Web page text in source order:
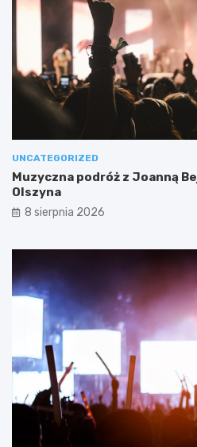
UNCATEGORIZED
Muzyczna podróż z Joanną
Olszyna
8 sierpnia 2026